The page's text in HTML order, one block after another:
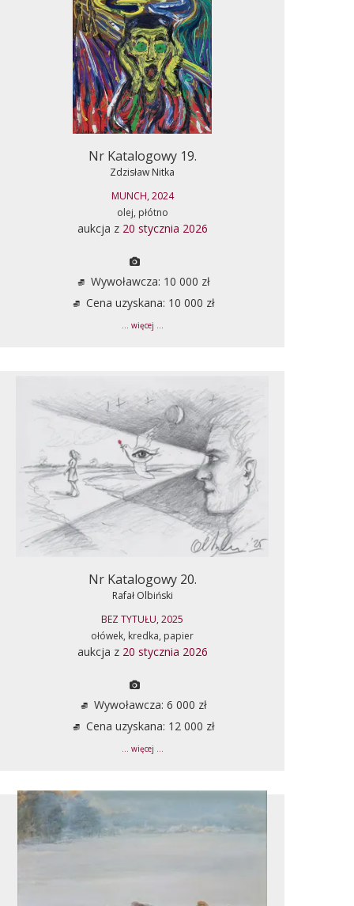
Nr Katalogowy 19.
Zdzisław Nitka
MUNCH, 2024
olej, płótno
aukcja z 20 stycznia 2026
Wywoławcza: 10 000 zł
Cena uzyskana: 10 000 zł
... więcej ...
Nr Katalogowy 20.
Rafał Olbiński
BEZ TYTUŁU, 2025
ołówek, kredka, papier
aukcja z 20 stycznia 2026
Wywoławcza: 6 000 zł
Cena uzyskana: 12 000 zł
... więcej ...